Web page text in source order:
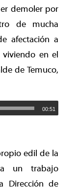
demoler por
de mucha
afectación a
viviendo en el
de Temuco,
00:51
edil de la
un trabajo
Dirección de